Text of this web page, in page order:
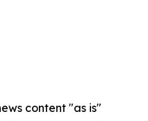
content "as is"